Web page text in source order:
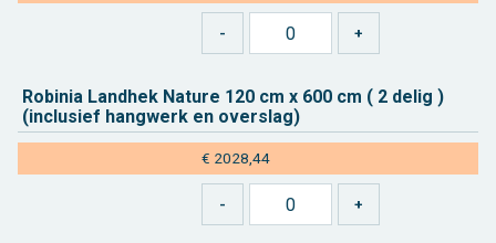
Ro­bi­nia Land­hek Na­tu­re 120 cm x 600 cm ( 2 delig )
(in­clu­sief hang­werk en over­slag)
€ 2028,44